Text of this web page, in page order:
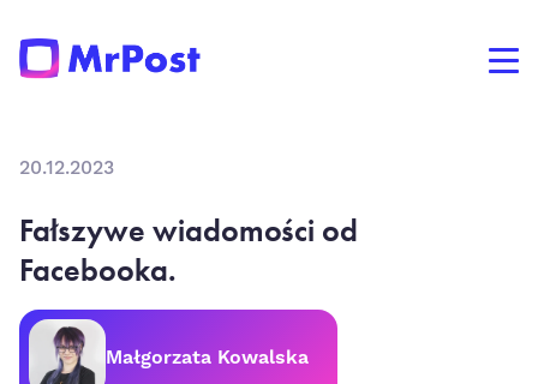
20.12.2023
Fałszywe wiadomości od
Facebooka.
Małgorzata Kowalska